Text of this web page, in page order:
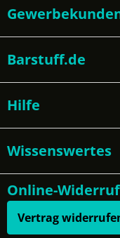
Barstuff.de
Hilfe
Wissenswertes
Online-Widerruf
Vertrag